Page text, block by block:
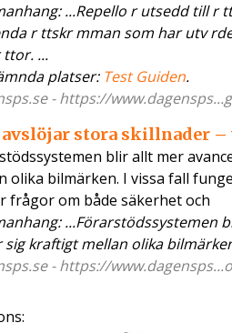
...Repello r utsedd till r
r ttskr mman som har utv
...
platser: Test Guiden.
- https://
avslöjar stora skillnader
blir allt mer
olika bilmärken. I vissa fall
frågor om både säkerhet och
...Förarstödssystemen
sig kraftigt mellan olika
- https://